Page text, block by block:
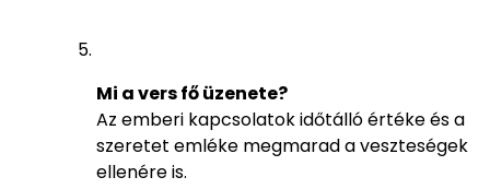
Mi a vers fő üzenete?
Az emberi kapcsolatok időtálló értéke és a
szeretet emléke megmarad a veszteségek
ellenére is.